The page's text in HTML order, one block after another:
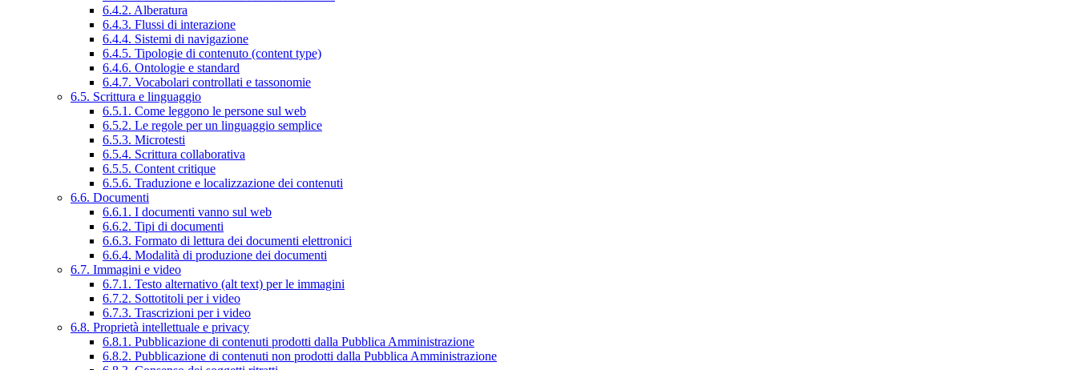
6.4.2. Alberatura
6.4.3. Flussi di interazione
6.4.4. Sistemi di navigazione
6.4.5. Tipologie di contenuto (content type)
6.4.6. Ontologie e standard
6.4.7. Vocabolari controllati e tassonomie
6.5. Scrittura e linguaggio
6.5.1. Come leggono le persone sul web
6.5.2. Le regole per un linguaggio semplice
6.5.3. Microtesti
6.5.4. Scrittura collaborativa
6.5.5. Content critique
6.5.6. Traduzione e localizzazione dei contenuti
6.6. Documenti
6.6.1. I documenti vanno sul web
6.6.2. Tipi di documenti
6.6.3. Formato di lettura dei documenti elettronici
6.6.4. Modalità di produzione dei documenti
6.7. Immagini e video
6.7.1. Testo alternativo (alt text) per le immagini
6.7.2. Sottotitoli per i video
6.7.3. Trascrizioni per i video
6.8. Proprietà intellettuale e privacy
6.8.1. Pubblicazione di contenuti prodotti dalla Pubblica Amministrazione
6.8.2. Pubblicazione di contenuti non prodotti dalla Pubblica Amministrazione